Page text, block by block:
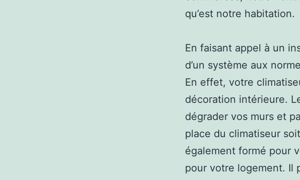
qu’est notre habitation.
En faisant appel à un
d’un système aux
En effet, votre
décoration intérieure.
dégrader vos murs et
place du climatiseur
également formé pour
pour votre logement. Il